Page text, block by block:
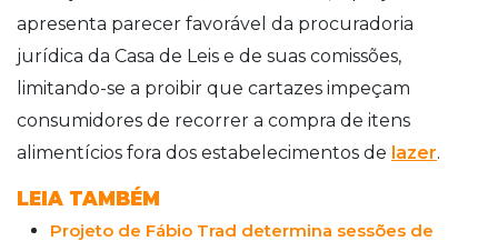
apresenta parecer favorável da procuradoria
jurídica da Casa de Leis e de suas comissões,
limitando-se a proibir que cartazes impeçam
consumidores de recorrer a compra de itens
alimentícios fora dos estabelecimentos de lazer.
LEIA TAMBÉM
Projeto de Fábio Trad determina sessões de